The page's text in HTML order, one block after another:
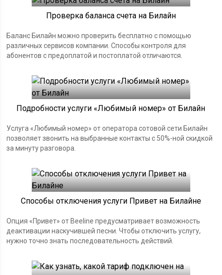
Проверка баланса счета на Билайн
Баланс Билайн можно проверить бесплатно с помощью
различных сервисов компании. Способы контроля для
абонентов с предоплатой и постоплатой отличаются.
Подробности услуги «Любимый номер» от Билайн
Услуга «Любимый номер» от оператора сотовой сети Билайн
позволяет звонить на выбранные контакты с 50%-ной скидкой
за минуту разговора.
Способы отключения услуги Привет на Билайне
Опция «Привет» от Beeline предусматривает возможность
деактивации наскучившей песни. Чтобы отключить услугу,
нужно точно знать последовательность действий.